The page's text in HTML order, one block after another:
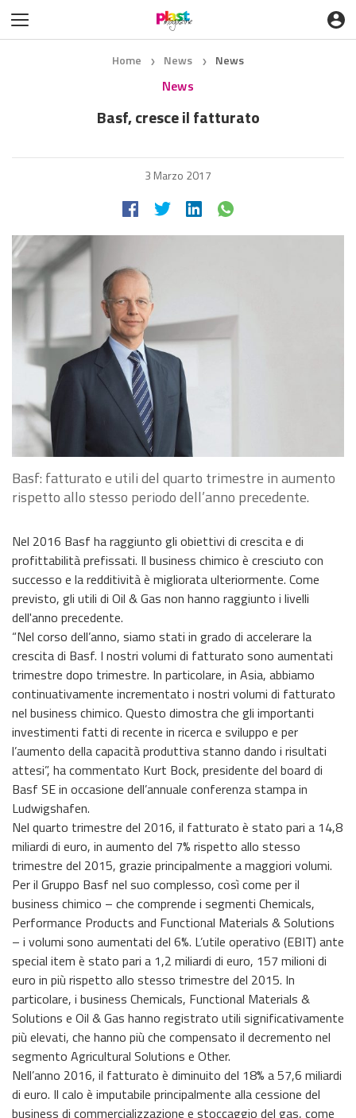
Home ❯ News ❯ News
News
Basf, cresce il fatturato
3 Marzo 2017
Basf: fatturato e utili del quarto trimestre in aumento
rispetto allo stesso periodo dell’anno precedente.
Nel 2016 Basf ha raggiunto gli obiettivi di crescita e di
profittabilità prefissati. Il business chimico è cresciuto con
successo e la redditività è migliorata ulteriormente. Come
previsto, gli utili di Oil & Gas non hanno raggiunto i livelli
dell'anno precedente.
“Nel corso dell’anno, siamo stati in grado di accelerare la
crescita di Basf. I nostri volumi di fatturato sono aumentati
trimestre dopo trimestre. In particolare, in Asia, abbiamo
continuativamente incrementato i nostri volumi di fatturato
nel business chimico. Questo dimostra che gli importanti
investimenti fatti di recente in ricerca e sviluppo e per
l’aumento della capacità produttiva stanno dando i risultati
attesi”, ha commentato Kurt Bock, presidente del board di
Basf SE in occasione dell’annuale conferenza stampa in
Ludwigshafen.
Nel quarto trimestre del 2016, il fatturato è stato pari a 14,8
miliardi di euro, in aumento del 7% rispetto allo stesso
trimestre del 2015, grazie principalmente a maggiori volumi.
Per il Gruppo Basf nel suo complesso, così come per il
business chimico – che comprende i segmenti Chemicals,
Performance Products and Functional Materials & Solutions
– i volumi sono aumentati del 6%. L’utile operativo (EBIT) ante
special item è stato pari a 1,2 miliardi di euro, 157 milioni di
euro in più rispetto allo stesso trimestre del 2015. In
particolare, i business Chemicals, Functional Materials &
Solutions e Oil & Gas hanno registrato utili significativamente
più elevati, che hanno più che compensato il decremento nel
segmento Agricultural Solutions e Other.
Nell’anno 2016, il fatturato è diminuito del 18% a 57,6 miliardi
di euro. Il calo è imputabile principalmente alla cessione del
business di commercializzazione e stoccaggio del gas, come